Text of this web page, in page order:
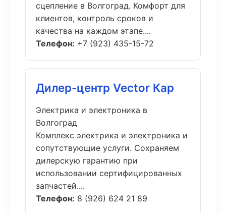
сцепление в Волгоград. Комфорт для
клиентов, контроль сроков и
качества на каждом этапе....
Телефон: +7 (923) 435-15-72
Дилер-центр Vector Кар
Электрика и электроника в
Волгоград
Комплекс электрика и электроника и
сопутствующие услуги. Сохраняем
дилерскую гарантию при
использовании сертифицированных
запчастей....
Телефон: 8 (926) 624 21 89